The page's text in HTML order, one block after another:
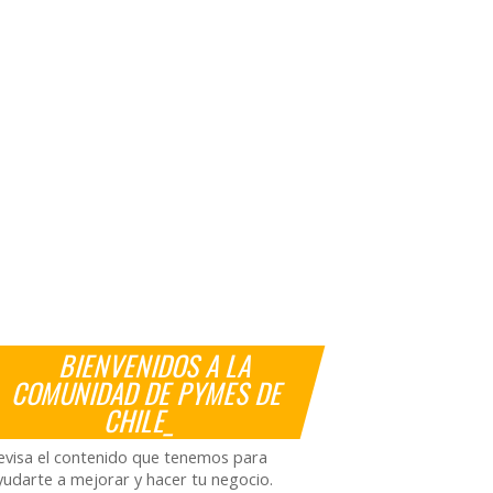
BIENVENIDOS A LA
COMUNIDAD DE PYMES DE
CHILE_
el contenido que tenemos para
a mejorar y hacer tu negocio.